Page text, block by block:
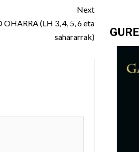
Next
(LH 3, 4, 5, 6 eta
sahararrak)